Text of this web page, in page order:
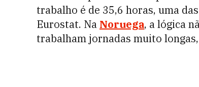
trabalho é de 35,6 horas, uma
Eurostat. Na Noruega, a lógica
trabalham jornadas muito